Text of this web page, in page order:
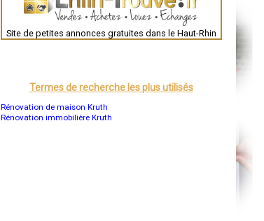
Nîmes
Auch
Dole
Mont-de-Marsan
Site de petites annonces gratuites dans le Haut-Rhin
Termes de recherche les plus utilisés
Rénovation de maison Kruth
Rénovation immobilière Kruth